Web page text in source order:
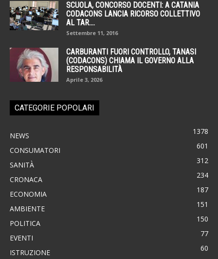
SCUOLA, CONCORSO DOCENTI: A CATANIA
CODACONS LANCIA RICORSO COLLETTIVO
AL TAR....
Settembre 11, 2016
CARBURANTI FUORI CONTROLLO, TANASI
(CODACONS) CHIAMA IL GOVERNO ALLA
RESPONSABILITÀ
Aprile 3, 2026
CATEGORIE POPOLARI
NEWS 1378
CONSUMATORI 601
SANITÀ 312
CRONACA 234
ECONOMIA 187
AMBIENTE 151
POLITICA 150
EVENTI 77
ISTRUZIONE 60